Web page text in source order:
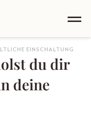
EINSCHALTUNG
du dir
deine